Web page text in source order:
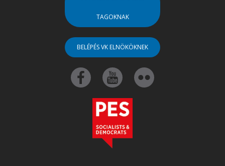
TAGOKNAK
BELÉPÉS VK ELNÖKÖKNEK